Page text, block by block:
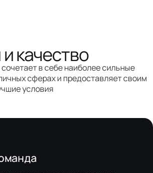
качество
в себе наиболее сильные
сферах и предоставляет своим
условия